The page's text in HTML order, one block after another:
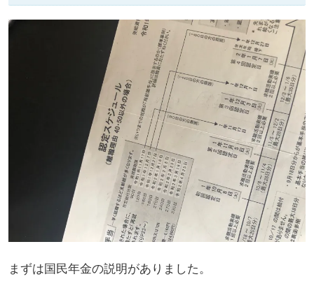
まずは国民年金の説明がありました。